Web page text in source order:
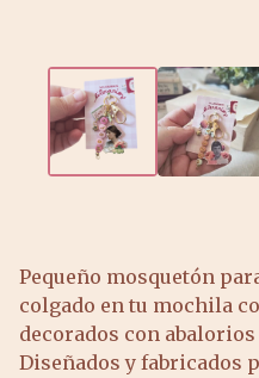
Pequeño mosquetón
colgado en tu mochila
decorados con abalorios
Diseñados y fabricados